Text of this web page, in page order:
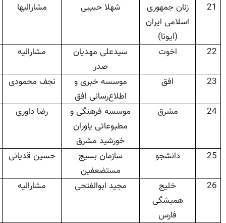
21
زنان جمهوری
اسلامی ایران
(ایونا)
شهلا حبیبی مشارالیها
22 اخوت
سیدعلی مهدیان
صدر
مشارالیه
23 افق
موسسه خبری و
اطلاع‌رسانی افق
نجف محمودی
24 مشرق
موسسه فرهنگی و
مطبوعاتی یاوران
خورشید مشرق
رضا داوری
25 دانشجو
سازمان بسیج
مستضعفین
حسین قدیانی
26
خلیج
همیشگی
فارس
مجید ابوالفتحی مشارالیه